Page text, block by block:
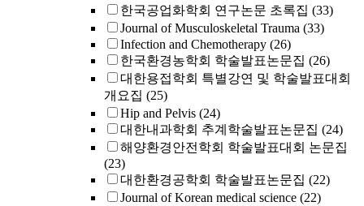
한국공업화학회 연구논문 초록집 (33)
Journal of Musculoskeletal Trauma (33)
Infection and Chemotherapy (26)
한국환경농학회 학술발표논문집 (26)
대한용접학회 특별강연 및 학술발표대회
개요집 (25)
Hip and Pelvis (24)
대한내과학회 추계학술발표논문집 (24)
해양환경안전학회 학술발표대회 논문집
(23)
대한환경공학회 학술발표논문집 (22)
Journal of Korean medical science (22)